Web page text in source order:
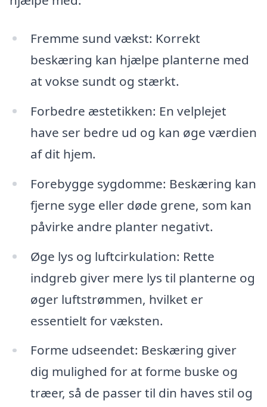
Fremme sund vækst: Korrekt
beskæring kan hjælpe planterne med
at vokse sundt og stærkt.
Forbedre æstetikken: En velplejet
have ser bedre ud og kan øge værdien
af dit hjem.
Forebygge sygdomme: Beskæring kan
fjerne syge eller døde grene, som kan
påvirke andre planter negativt.
Øge lys og luftcirkulation: Rette
indgreb giver mere lys til planterne og
øger luftstrømmen, hvilket er
essentielt for væksten.
Forme udseendet: Beskæring giver
dig mulighed for at forme buske og
træer, så de passer til din haves stil og